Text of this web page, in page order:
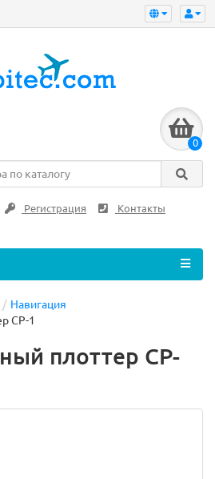
0
Регистрация
Контакты
Навигация
CP-1
плоттер CP-